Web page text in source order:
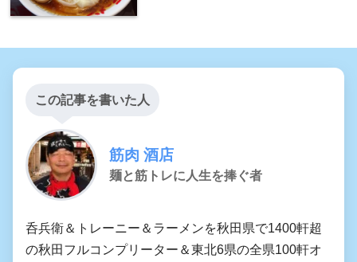
この記事を書いた人
筋肉 酒店
麺と筋トレに人生を捧ぐ者
呑兵衛＆トレーニー＆ラーメンを秋田県で1400軒超
の秋田フルコンプリーター＆東北6県の全県100軒オ